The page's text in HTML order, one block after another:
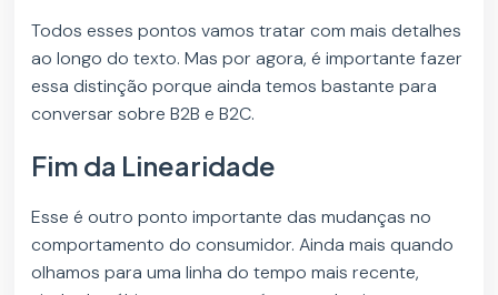
Todos esses pontos vamos tratar com mais detalhes
ao longo do texto. Mas por agora, é importante fazer
essa distinção porque ainda temos bastante para
conversar sobre B2B e B2C.
Fim da Linearidade
Esse é outro ponto importante das mudanças no
comportamento do consumidor. Ainda mais quando
olhamos para uma linha do tempo mais recente,